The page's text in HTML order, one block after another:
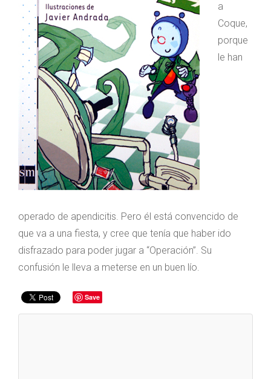
a
Coque,
porque
le han
operado de apendicitis. Pero él está convencido de
que va a una fiesta, y cree que tenía que haber ido
disfrazado para poder jugar a “Operación”. Su
confusión le lleva a meterse en un buen lío.
Save